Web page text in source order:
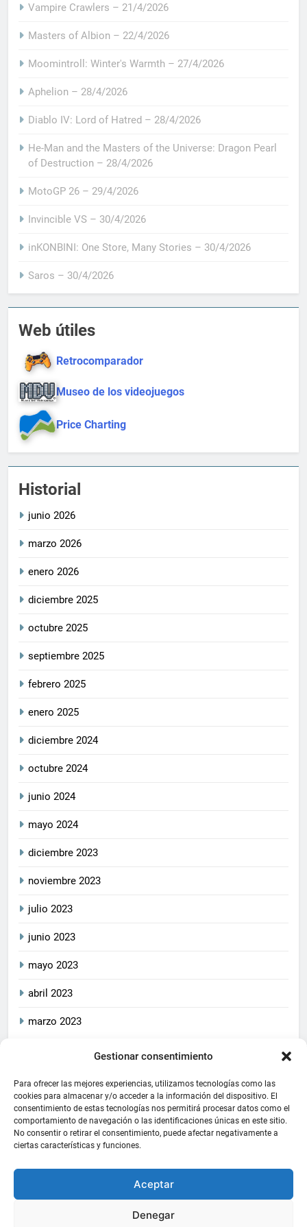
Gestionar consentimiento
Para ofrecer las mejores experiencias, utilizamos tecnologías como las
cookies para almacenar y/o acceder a la información del dispositivo. El
consentimiento de estas tecnologías nos permitirá procesar datos como el
comportamiento de navegación o las identificaciones únicas en este sitio.
No consentir o retirar el consentimiento, puede afectar negativamente a
ciertas características y funciones.
Aceptar
Denegar
Vampire Crawlers – 21/4/2026
Masters of Albion – 22/4/2026
Moomintroll: Winter's Warmth – 27/4/2026
Aphelion – 28/4/2026
Diablo IV: Lord of Hatred – 28/4/2026
He-Man and the Masters of the Universe: Dragon Pearl
of Destruction – 28/4/2026
MotoGP 26 – 29/4/2026
Invincible VS – 30/4/2026
inKONBINI: One Store, Many Stories – 30/4/2026
Saros – 30/4/2026
Web útiles
Retrocomparador
Museo de los videojuegos
Price Charting
Historial
junio 2026
marzo 2026
enero 2026
diciembre 2025
octubre 2025
septiembre 2025
febrero 2025
enero 2025
diciembre 2024
octubre 2024
junio 2024
mayo 2024
diciembre 2023
noviembre 2023
julio 2023
junio 2023
mayo 2023
abril 2023
marzo 2023
los derechos reservados.
Este blog cumple con las
leyes de privacidad y
protección de datos
aplicables, asegurando la
seguridad de la información
. Funciona
gracias aBlazeThemes.
Política De CookiesAviso Legal